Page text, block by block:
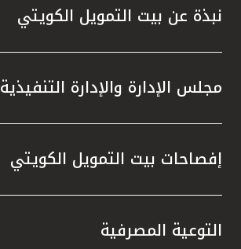
نبذة عن بيت التمويل الكويتي
مجلس الإدارة والإدارة التنفيذية
إفصاحات بيت التمويل الكويتي
التوعية المصرفية